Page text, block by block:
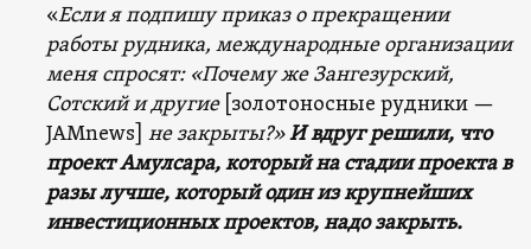
«Если я подпишу приказ о прекращении
работы рудника, международные организации
меня спросят: «Почему же Зангезурский,
Сотский и другие [золотоносные рудники —
JAMnews] не закрыты?»И вдруг решили, что
проект Амулсара, который на стадии проекта в
разы лучше, который один из крупнейших
инвестиционных проектов, надо закрыть.